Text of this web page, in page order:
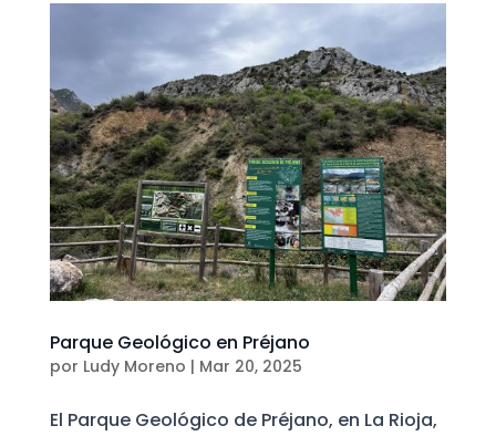
Parque Geológico en Préjano
por Ludy Moreno | Mar 20, 2025
El Parque Geológico de Préjano, en La Rioja,